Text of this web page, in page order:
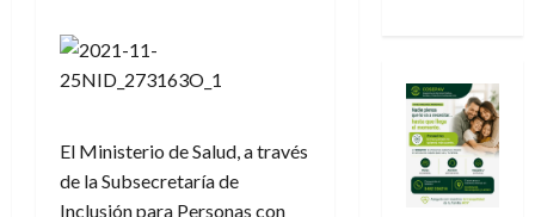
El Ministerio de Salud, a través
de la Subsecretaría de
Inclusión para Personas con